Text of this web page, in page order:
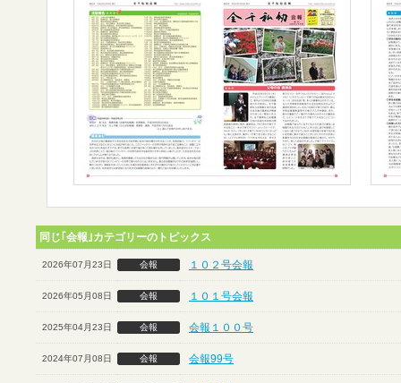
同じ｢会報｣カテゴリーのトピックス
2026年07月23日 会報 １０２号会報
2026年05月08日 会報 １０１号会報
2025年04月23日 会報 会報１００号
2024年07月08日 会報 会報99号